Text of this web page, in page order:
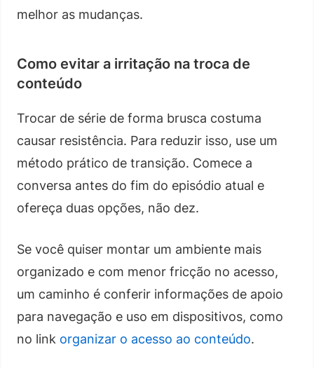
melhor as mudanças.
Como evitar a irritação na troca de
conteúdo
Trocar de série de forma brusca costuma
causar resistência. Para reduzir isso, use um
método prático de transição. Comece a
conversa antes do fim do episódio atual e
ofereça duas opções, não dez.
Se você quiser montar um ambiente mais
organizado e com menor fricção no acesso,
um caminho é conferir informações de apoio
para navegação e uso em dispositivos, como
no link organizar o acesso ao conteúdo.